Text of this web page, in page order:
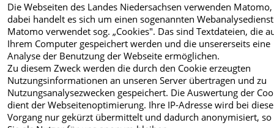
Die Webseiten des Landes Niedersachsen verwenden Matomo,
dabei handelt es sich um einen sogenannten
Matomo verwendet sog. „Cookies". Das sind Textdateien, die
Ihrem Computer gespeichert werden und die unsererseits eine
Analyse der Benutzung der Webseite ermöglichen.
Zu diesem Zweck werden die durch den Cookie erzeugten
Nutzungsinformationen an unseren Server übertragen und zu
Nutzungsanalysezwecken gespeichert. Die Auswertung der
dient der Webseitenoptimierung. Ihre IP-Adresse wird bei
Vorgang nur gekürzt übermittelt und dadurch anonymisiert, so